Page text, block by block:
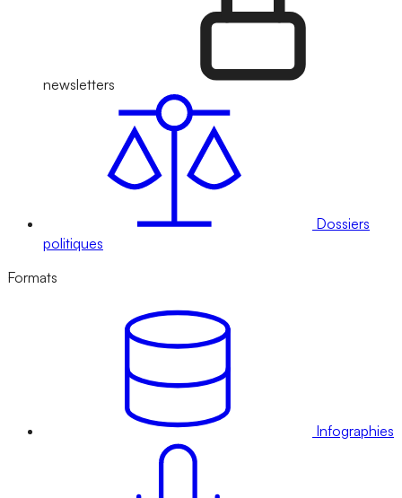
newsletters
Dossiers
politiques
Formats
Infographies